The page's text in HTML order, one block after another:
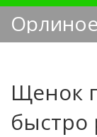
Щенок
быстро